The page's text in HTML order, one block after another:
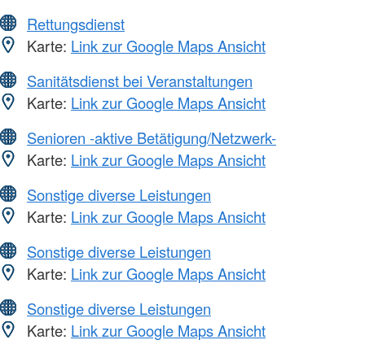
Rettungsdienst
Karte: Link zur Google Maps Ansicht
Sanitätsdienst bei Veranstaltungen
Karte: Link zur Google Maps Ansicht
Senioren -aktive Betätigung/Netzwerk-
Karte: Link zur Google Maps Ansicht
Sonstige diverse Leistungen
Karte: Link zur Google Maps Ansicht
Sonstige diverse Leistungen
Karte: Link zur Google Maps Ansicht
Sonstige diverse Leistungen
Karte: Link zur Google Maps Ansicht